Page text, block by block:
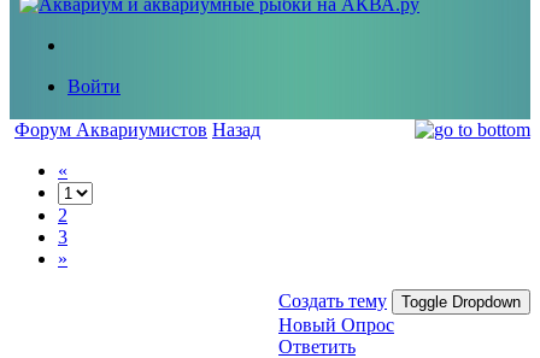
Войти
Форум Аквариумистов Назад
«
2
3
»
Создать тему Toggle Dropdown
Новый Опрос
Ответить